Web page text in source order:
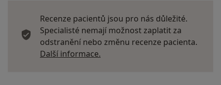
Recenze pacientů jsou pro nás důležité.
Specialisté nemají možnost zaplatit za
odstranění nebo změnu recenze pacienta.
Další informace.